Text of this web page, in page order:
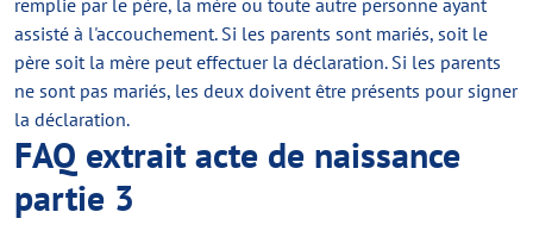
remplie par le père, la mère ou toute autre personne ayant
assisté à l'accouchement. Si les parents sont mariés, soit le
père soit la mère peut effectuer la déclaration. Si les parents
ne sont pas mariés, les deux doivent être présents pour signer
la déclaration.
FAQ extrait acte de naissance
partie 3